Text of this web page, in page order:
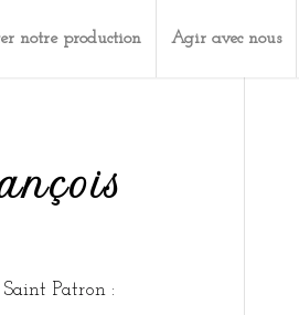
notre production Agir avec nous
Patron :